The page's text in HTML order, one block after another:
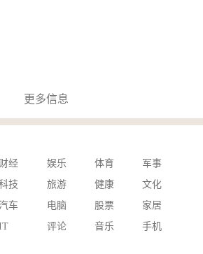
更多信息
财经 娱乐 体育
军事
技 旅游 健康
文化
汽车 电脑 股票
家居
评论 音乐
手机